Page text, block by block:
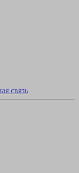
связь